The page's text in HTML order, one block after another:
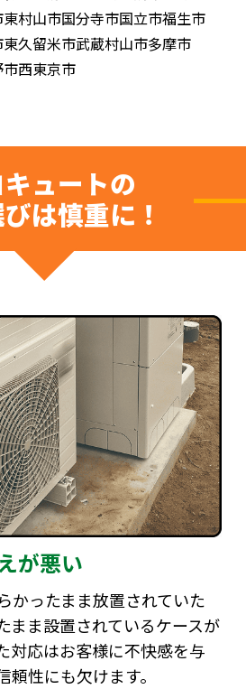
東村山市国分寺市国立市福生市
東久留米市武蔵村山市多摩市
市西東京市
ュートの
は慎重に！
が悪い
かったまま放置されていた
まま設置されているケースが
対応はお客様に不快感を与
性にも欠けます。